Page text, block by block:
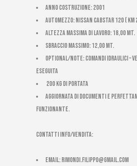
Anno costruzione: 2001
Automezzo: Nissan Cabstar 120 ( km
Altezza massima di Lavoro: 18,00 mt.
Sbraccio massimo: 12,00 mt.
Optional/Note: comandi idraulici –
eseguita
200 kg di portata
AGGIORNATA DI DOCUMENTI E
FUNZIONANTE.
CONTATTI INFO/VENDITA:
email:rimondi.filippo@gmail.com